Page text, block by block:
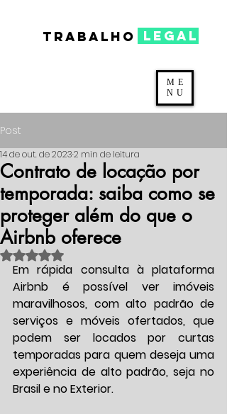
TRABALHO legal
ME
NU
Post
Contrato de locação por
temporada: saiba como se
proteger além do que o
Airbnb oferece
14 de out. de 20232 min de leitura
Avaliado com NaN de 5 estrelas.
Em rápida consulta à plataforma
Airbnb é possível ver imóveis
maravilhosos, com alto padrão de
serviços e móveis ofertados, que
podem ser locados por curtas
temporadas para quem deseja uma
experiência de alto padrão, seja no
Brasil e no Exterior.